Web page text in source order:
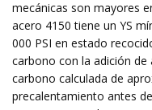
mecánicas son mayores
acero 4150 tiene un YS
000 PSI en estado
carbono con la adición de
carbono calculada de
precalentamiento antes